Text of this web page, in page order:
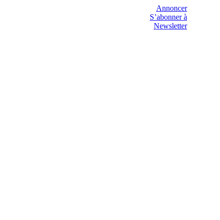
Annoncer
S’abonner à
Newsletter